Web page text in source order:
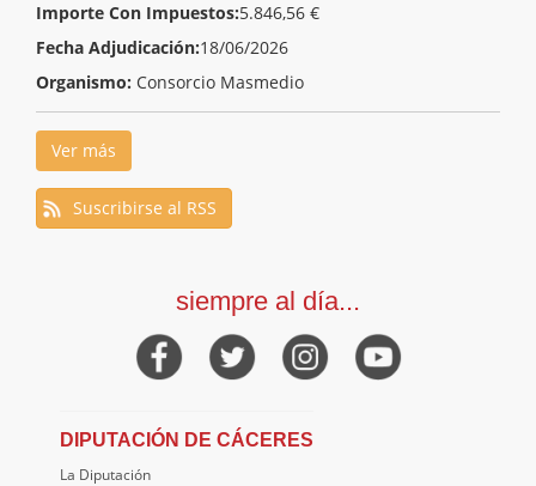
Importe Con Impuestos:5.846,56 €
Fecha Adjudicación:18/06/2026
Organismo: Consorcio Masmedio
Ver más
Suscribirse al RSS
siempre al día...
DIPUTACIÓN DE CÁCERES
La Diputación